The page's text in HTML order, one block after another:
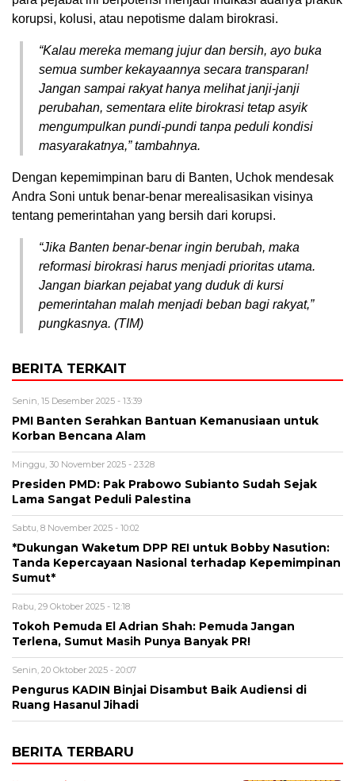
korupsi, kolusi, atau nepotisme dalam birokrasi.
“Kalau mereka memang jujur dan bersih, ayo buka
semua sumber kekayaannya secara transparan!
Jangan sampai rakyat hanya melihat janji-janji
perubahan, sementara elite birokrasi tetap asyik
mengumpulkan pundi-pundi tanpa peduli kondisi
masyarakatnya,” tambahnya.
Dengan kepemimpinan baru di Banten, Uchok mendesak
Andra Soni untuk benar-benar merealisasikan visinya
tentang pemerintahan yang bersih dari korupsi.
“Jika Banten benar-benar ingin berubah, maka
reformasi birokrasi harus menjadi prioritas utama.
Jangan biarkan pejabat yang duduk di kursi
pemerintahan malah menjadi beban bagi rakyat,”
pungkasnya. (TIM)
BERITA TERKAIT
Senin, 15 Desember 2025 - 13:39
PMI Banten Serahkan Bantuan Kemanusiaan untuk
Korban Bencana Alam
Minggu, 30 November 2025 - 23:28
Presiden PMD: Pak Prabowo Subianto Sudah Sejak
Lama Sangat Peduli Palestina
Sabtu, 8 November 2025 - 10:02
*Dukungan Waketum DPP REI untuk Bobby Nasution:
Tanda Kepercayaan Nasional terhadap Kepemimpinan
Sumut*
Rabu, 29 Oktober 2025 - 12:18
Tokoh Pemuda El Adrian Shah: Pemuda Jangan
Terlena, Sumut Masih Punya Banyak PR!
Senin, 20 Oktober 2025 - 20:07
Pengurus KADIN Binjai Disambut Baik Audiensi di
Ruang Hasanul Jihadi
BERITA TERBARU